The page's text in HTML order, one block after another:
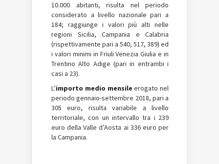
10.000 abitanti, risulta nel periodo
considerato a livello nazionale pari a
184; raggiunge i valori più alti nelle
regioni Sicilia, Campania e Calabria
(rispettivamente pari a 540, 517, 389) ed
i valori minimi in Friuli Venezia Giulia e in
Trentino Alto Adige (pari in entrambi i
casi a 23).
L’importo medio mensile erogato nel
periodo gennaio-settembre 2018, pari a
305 euro, risulta variabile a livello
territoriale, con un intervallo tra i 239
euro della Valle d’Aosta ai 336 euro per
la Campania.